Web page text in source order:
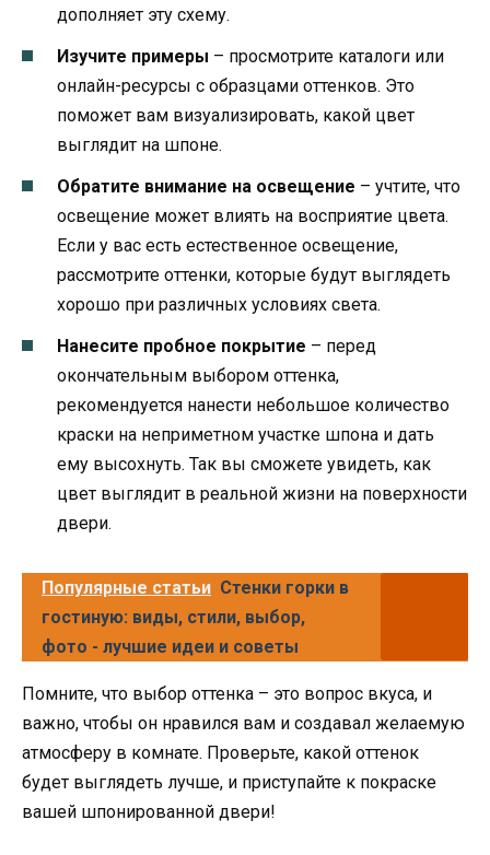
дополняет эту схему.
Изучите примеры – просмотрите каталоги или
онлайн-ресурсы с образцами оттенков. Это
поможет вам визуализировать, какой цвет
выглядит на шпоне.
Обратите внимание на освещение – учтите, что
освещение может влиять на восприятие цвета.
Если у вас есть естественное освещение,
рассмотрите оттенки, которые будут выглядеть
хорошо при различных условиях света.
Нанесите пробное покрытие – перед
окончательным выбором оттенка,
рекомендуется нанести небольшое количество
краски на неприметном участке шпона и дать
ему высохнуть. Так вы сможете увидеть, как
цвет выглядит в реальной жизни на поверхности
двери.
Популярные статьи Стенки горки в
гостиную: виды, стили, выбор,
фото - лучшие идеи и советы
Помните, что выбор оттенка – это вопрос вкуса, и
важно, чтобы он нравился вам и создавал желаемую
атмосферу в комнате. Проверьте, какой оттенок
будет выглядеть лучше, и приступайте к покраске
вашей шпонированной двери!